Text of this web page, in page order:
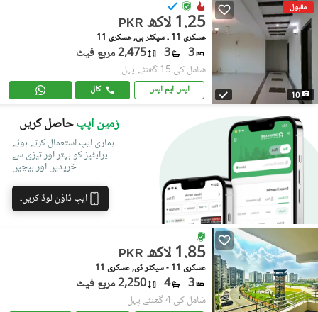
مقبول
10
PKR 1.25 لاکھ
عسکری 11 ۔ سیکٹر بی, عسکری 11
3
3 2,475 مربع فیٹ
شامل کی:15 گھنٹے پہل
ایس ایم ایس کال
زمین اپپحاصل کریں
ہماری ایپ استعمال کرتے ہوئے
پراپٹیز کو بہتر اور تیزی سے
خریدیں اور بیچیں
ایپ ڈاؤن لوڈ کریں۔
PKR 1.85 لاکھ
عسکری 11 - سیکٹر ڈی, عسکری 11
3
4 2,250 مربع فیٹ
شامل کی:4 گھنٹے پہل